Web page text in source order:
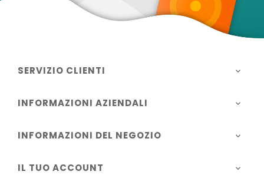
SERVIZIO CLIENTI 
INFORMAZIONI AZIENDALI 
INFORMAZIONI DEL NEGOZIO 
IL TUO ACCOUNT 